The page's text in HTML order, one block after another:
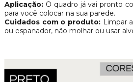
Aplicação: O quadro já vai pronto
para você colocar na sua parede.
Cuidados com o produto: Limpar
ou espanador, não molhar ou usar